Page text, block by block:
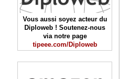
Vous aussi soyez acteur du
Diploweb ! Soutenez-nous
via notre page
tipeee.com/Diploweb